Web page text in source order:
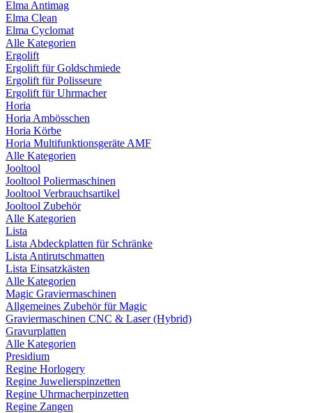
Elma Antimag
Elma Clean
Elma Cyclomat
Alle Kategorien
Ergolift
Ergolift für Goldschmiede
Ergolift für Polisseure
Ergolift für Uhrmacher
Horia
Horia Ambösschen
Horia Körbe
Horia Multifunktionsgeräte AMF
Alle Kategorien
Jooltool
Jooltool Poliermaschinen
Jooltool Verbrauchsartikel
Jooltool Zubehör
Alle Kategorien
Lista
Lista Abdeckplatten für Schränke
Lista Antirutschmatten
Lista Einsatzkästen
Alle Kategorien
Magic Graviermaschinen
Allgemeines Zubehör für Magic
Graviermaschinen CNC & Laser (Hybrid)
Gravurplatten
Alle Kategorien
Presidium
Regine Horlogery
Regine Juwelierspinzetten
Regine Uhrmacherpinzetten
Regine Zangen